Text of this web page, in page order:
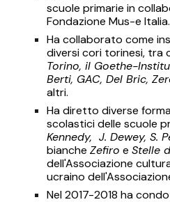
scuole primarie in
Fondazione Mus-e Italia.
Ha collaborato come
diversi cori torinesi, tra
Torino, il Goethe-
Berti, GAC, Del Bric,
altri.
Ha diretto diverse
scolastici delle scuole
Kennedy, J. Dewey, S.
biancheZefiro eStelle
dell'Associazione
ucraino
Nel 2017-2018 ha